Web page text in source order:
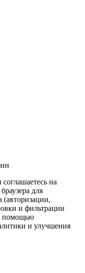
на
для
(авторизации,
и фильтрации
помощью
и улучшения